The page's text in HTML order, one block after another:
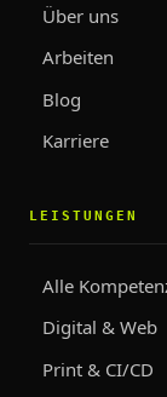
Über uns
Arbeiten
Blog
Karriere
LEISTUNGEN
Alle
Digital & Web
Print & CI/CD